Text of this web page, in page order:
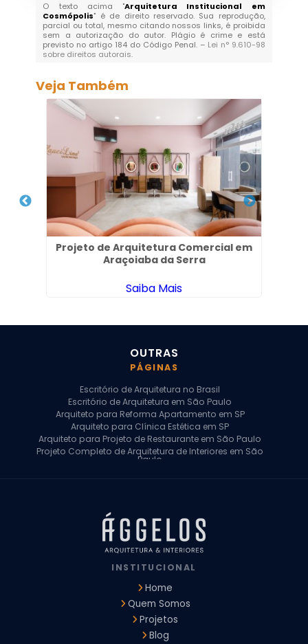
O texto acima "Arquitetura Institucional em
Cosmópolis" é de direito reservado. Sua reprodução,
parcial ou total, mesmo citando nossos links, é proibida
sem a autorização do autor. Plágio é crime e está
previsto no artigo 184 do Código Penal. – Lei n° 9.610-98
sobre direitos autorais.
Veja Também
Projeto de Arquitetura Comercial em
Araçoiaba da Serra
Saiba Mais
OUTRAS
PÁGINAS
Escritório de Arquitetura no Brasil
Escritório de Arquitetura em São Paulo
Arquiteto para Reforma Apartamento em SP
Arquiteto para Clínica Estética em SP
Arquiteto para Projeto de Restaurante em São Paulo
Projeto Completo de Arquitetura de Interiores em São
Paulo
Arquiteto para Projeto Comercial em São Paulo
Arquiteto Comercial
Arquiteto para Reforma de Apartamento
Arquiteto para Reforma Residencial
Arquitetura para Reforma de Casas
Design de Interiores Apartamentos
Design de Interiores Residencial
Empresa de Arquitetura e Design
Empresas de Arquitetura e Design de Interiores
INSTITUCIONAL
Home
Quem Somos
Projetos
Blog